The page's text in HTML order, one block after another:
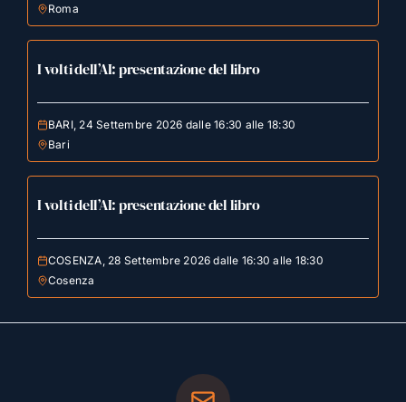
Roma
I volti dell’AI: presentazione del libro
BARI, 24 Settembre 2026 dalle 16:30 alle 18:30
Bari
I volti dell’AI: presentazione del libro
COSENZA, 28 Settembre 2026 dalle 16:30 alle 18:30
Cosenza